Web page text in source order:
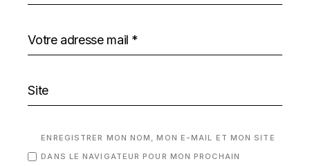
ENREGISTRER MON NOM, MON E-MAIL ET MON SITE
DANS LE NAVIGATEUR POUR MON PROCHAIN